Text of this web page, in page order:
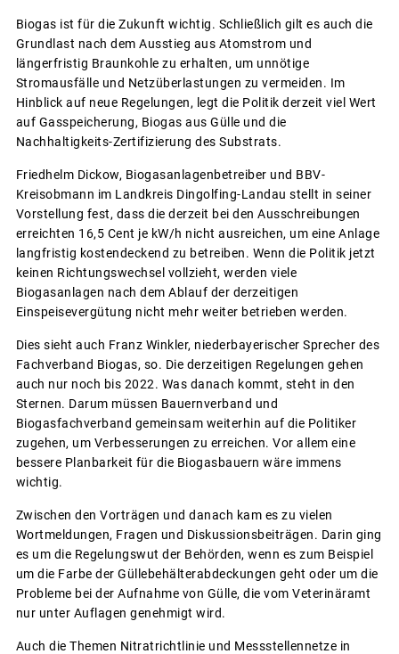
Biogas ist für die Zukunft wichtig. Schließlich gilt es auch die
Grundlast nach dem Ausstieg aus Atomstrom und
längerfristig Braunkohle zu erhalten, um unnötige
Stromausfälle und Netzüberlastungen zu vermeiden. Im
Hinblick auf neue Regelungen, legt die Politik derzeit viel Wert
auf Gasspeicherung, Biogas aus Gülle und die
Nachhaltigkeits-Zertifizierung des Substrats.
Friedhelm Dickow, Biogasanlagenbetreiber und BBV-
Kreisobmann im Landkreis Dingolfing-Landau stellt in seiner
Vorstellung fest, dass die derzeit bei den Ausschreibungen
erreichten 16,5 Cent je kW/h nicht ausreichen, um eine Anlage
langfristig kostendeckend zu betreiben. Wenn die Politik jetzt
keinen Richtungswechsel vollzieht, werden viele
Biogasanlagen nach dem Ablauf der derzeitigen
Einspeisevergütung nicht mehr weiter betrieben werden.
Dies sieht auch Franz Winkler, niederbayerischer Sprecher des
Fachverband Biogas, so. Die derzeitigen Regelungen gehen
auch nur noch bis 2022. Was danach kommt, steht in den
Sternen. Darum müssen Bauernverband und
Biogasfachverband gemeinsam weiterhin auf die Politiker
zugehen, um Verbesserungen zu erreichen. Vor allem eine
bessere Planbarkeit für die Biogasbauern wäre immens
wichtig.
Zwischen den Vorträgen und danach kam es zu vielen
Wortmeldungen, Fragen und Diskussionsbeiträgen. Darin ging
es um die Regelungswut der Behörden, wenn es zum Beispiel
um die Farbe der Güllebehälterabdeckungen geht oder um die
Probleme bei der Aufnahme von Gülle, die vom Veterinäramt
nur unter Auflagen genehmigt wird.
Auch die Themen Nitratrichtlinie und Messstellennetze in